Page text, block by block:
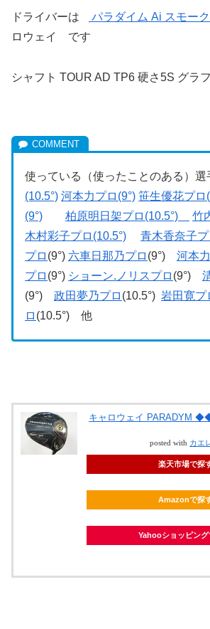
ドライバーは パラダイム Ai スモ
ロウェイ です
シャフト TOUR AD TP6 硬さ5S グラ
使っている（使ったことのある）選
(10.5°) 河本力プロ(9°) 笹生優花プロ
(9°)
柏原明日架プロ(10.5°)
竹
木村彩子プロ(10.5°)
青木香奈子プ
プロ (9°) 六車日那乃プロ (9°) 河本
プロ (9°) ショーン.ノリスプロ (9°)
(9°) 政田夢乃プロ (10.5°) 岩田寛プ
ロ (10.5°) 他
キャロウェイ PARADYM
posted with カエ
楽天市場で探
Amazonで探
Yahooショッピング